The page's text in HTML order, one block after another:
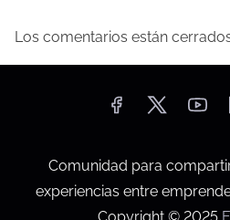
Los comentarios están
Comunidad para
experiencias entre